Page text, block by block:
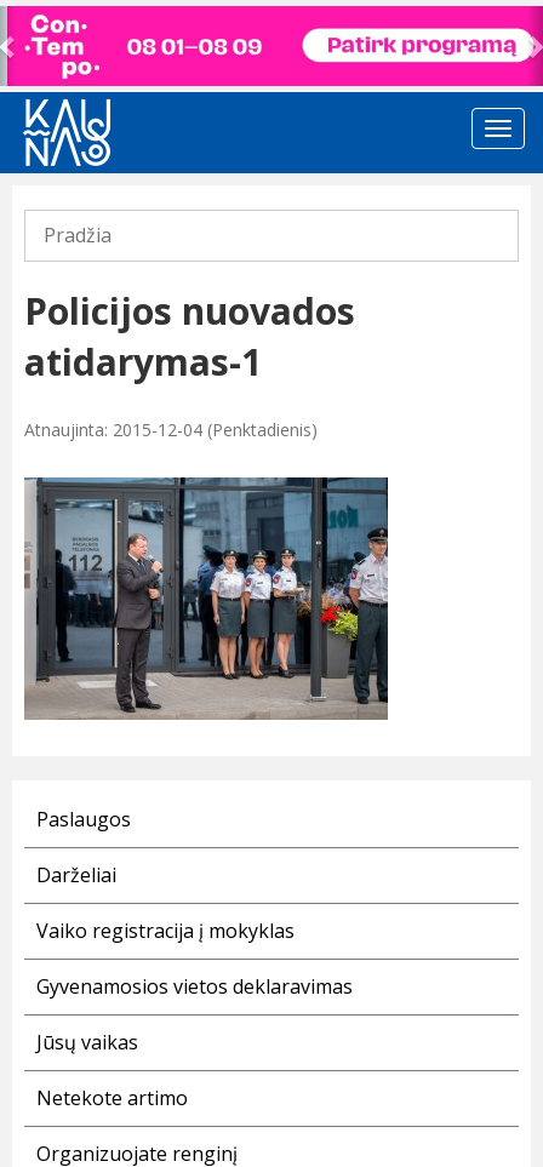
Previous
Pradžia
Policijos nuovados
atidarymas-1
Atnaujinta: 2015-12-04 (Penktadienis)
Paslaugos
Darželiai
Vaiko registracija į mokyklas
Gyvenamosios vietos deklaravimas
Jūsų vaikas
Netekote artimo
Organizuojate renginį